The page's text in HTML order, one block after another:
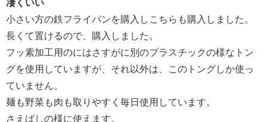
凄くいい
小さい方の鉄フライパンを購入しこちらも購入しました。
長くて置けるので、購入しました。
フッ素加工用のにはさすがに別のプラスチックの様なトン
グを使用していますが、それ以外は、このトングしか使っ
ていません。
麺も野菜も肉も取りやすく毎日使用しています。
さえばしの様に使えます。